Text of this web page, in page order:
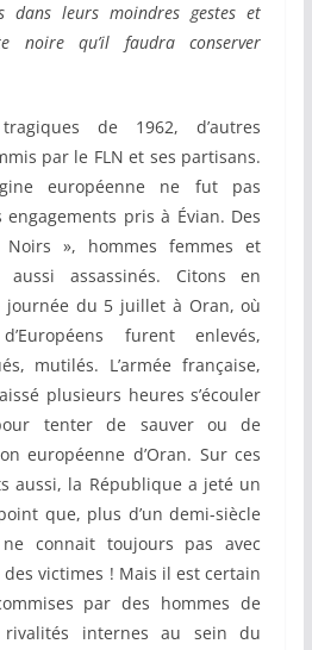
dans leurs moindres gestes et
noire qu’il faudra conserver
de 1962, d’autres
par le FLN et ses partisans.
européenne ne fut pas
pris à Évian. Des
», hommes femmes et
assassinés. Citons en
du 5 juillet à Oran, où
furent enlevés,
mutilés. L’armée française,
plusieurs heures s’écouler
tenter de sauver ou de
européenne d’Oran. Sur ces
aussi, la République a jeté un
que, plus d’un demi-siècle
connait toujours pas avec
victimes ! Mais il est certain
par des hommes de
rivalités internes au sein du